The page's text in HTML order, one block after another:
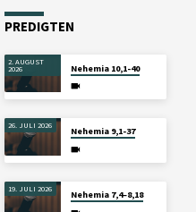
PREDIGTEN
2. AUGUST
2026 Nehemia 10,1-40
26. JULI 2026
Nehemia 9,1-37
19. JULI 2026
Nehemia 7,4–8,18